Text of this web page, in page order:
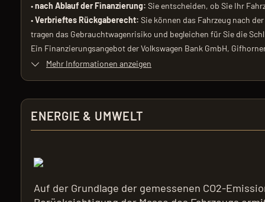
•nach Ablauf der Finanzierung: Sie entscheiden, ob Sie Ihr
•Verbrieftes Rückgaberecht: Sie können das Fahrzeug nach
tragen das Gebrauchtwagenrisiko und begleichen für Sie die
Ein Finanzierungsangebot der Volkswagen Bank GmbH,
Mehr Informationen anzeigen
ENERGIE & UMWELT
Auf der Grundlage der gemessenen CO2-